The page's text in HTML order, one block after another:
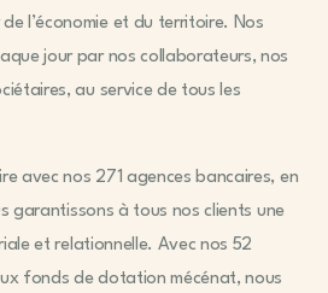
l’économie et du territoire. Nos
jour par nos collaborateurs, nos
au service de tous les
avec nos 271 agences bancaires, en
garantissons à tous nos clients une
et relationnelle. Avec nos 52
fonds de dotation mécénat, nous